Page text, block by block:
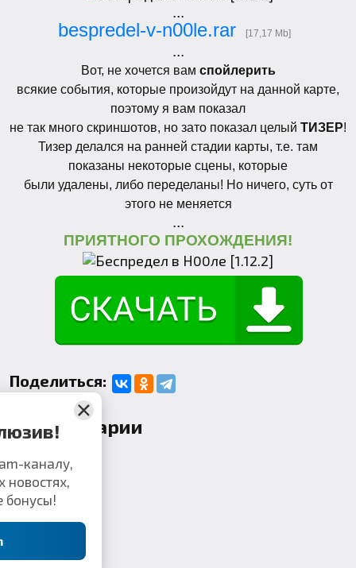
...
bespredel-v-n00le.rar [17,17 Mb]
...
Вот, не хочется вам спойлерить
всякие события, которые произойдут на данной карте,
поэтому я вам показал
не так много скриншотов, но зато показал целый ТИЗЕР!
Тизер делался на ранней стадии карты, т.е. там
показаны некоторые сцены, которые
были удалены, либо переделаны! Но ничего, суть от
этого не меняется
...
ПРИЯТНОГО ПРОХОЖДЕНИЯ!
Поделиться:
Комментарии
пропусти эксклюзив!
к нашему Telegram-каналу,
узнавать о свежих новостях,
и получать уникальные бонусы!